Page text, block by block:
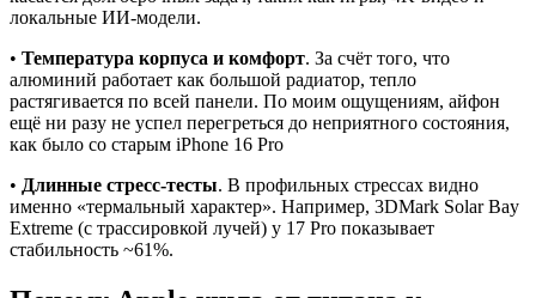
локальные ИИ-модели.
• Температура корпуса и комфорт. За счёт того, что
алюминий работает как большой радиатор, тепло
растягивается по всей панели. По моим ощущениям, айфон
ещё ни разу не успел перегреться до неприятного состояния,
как было со старым iPhone 16 Pro
• Длинные стресс-тесты. В профильных стрессах видно
именно «термальный характер». Например, 3DMark Solar Bay
Extreme (с трассировкой лучей) у 17 Pro показывает
стабильность ~61%.